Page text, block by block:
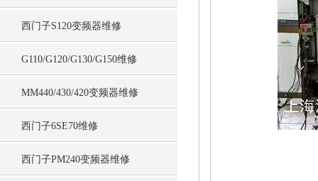
西门子S120变频器维修
G110/G120/G130/G150维修
MM440/430/420变频器维修
西门子6SE70维修
西门子PM240变频器维修